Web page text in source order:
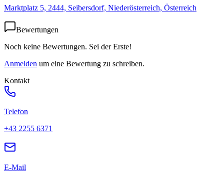
Marktplatz 5, 2444, Seibersdorf, Niederösterreich, Österreich
Bewertungen
Noch keine Bewertungen. Sei der Erste!
Anmelden um eine Bewertung zu schreiben.
Kontakt
Telefon
+43 2255 6371
E-Mail